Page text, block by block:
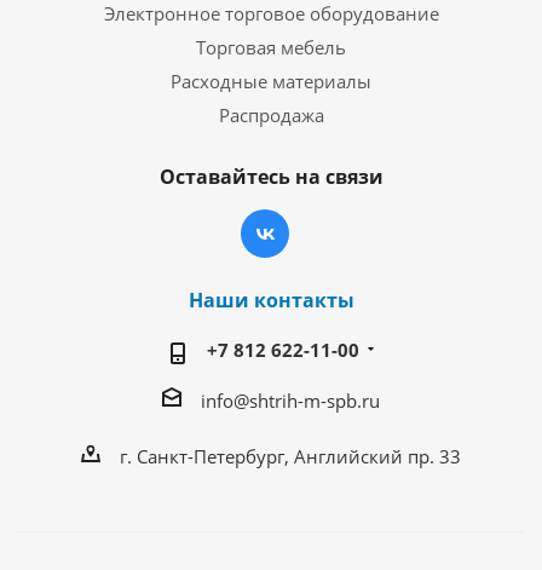
Электронное торговое оборудование
Торговая мебель
Расходные материалы
Распродажа
Оставайтесь на связи
Наши контакты
+7 812 622-11-00
info@shtrih-m-spb.ru
г. Санкт-Петербург, Английский пр. 33